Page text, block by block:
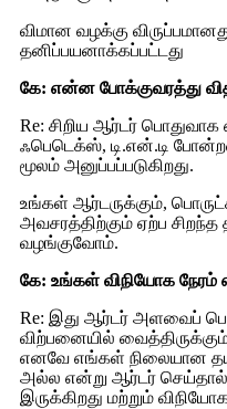
விமான வழக்கு
தனிப்பயனாக்கப்பட்டது
கே: என்ன போக்குவரத்து
Re: சிறிய ஆர்டர் பொதுவாக
ஃபெடெக்ஸ், டி.என்.டி
மூலம் அனுப்பப்படுகிறது.
உங்கள் ஆர்டருக்கும்,
அவசரத்திற்கும் ஏற்ப
வழங்குவோம்.
கே: உங்கள் விநியோக நேரம்
Re: இது ஆர்டர் அளவைப்
விற்பனையில்
எனவே எங்கள் நிலையான
அல்ல என்று ஆர்டர்
இருக்கிறது மற்றும்